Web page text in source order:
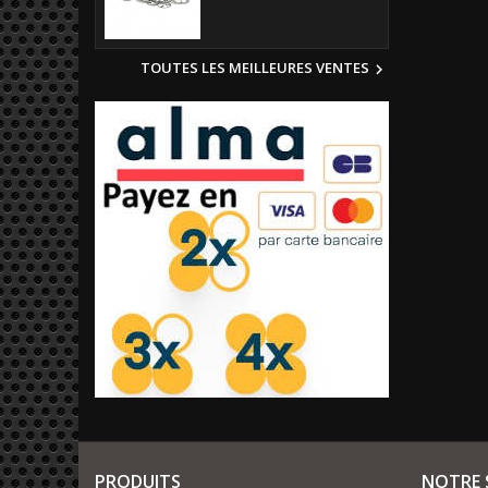
TOUTES LES MEILLEURES VENTES 
PRODUITS NOTRE